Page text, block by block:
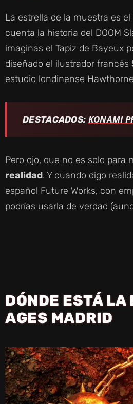
La estrella de la muestra es el
cuenta la historia del DOOM
imaginas el Tapiz de Bayeux
diseñado el ilustrador francés
estudio londinense
DESTACADOS: KONAMI
Pero ojo, que no es solo para
realidad. Y cuando digo
español Future Works, con
podrías usarla de verdad
DÓNDE ESTÁ LA
AGES MADRID